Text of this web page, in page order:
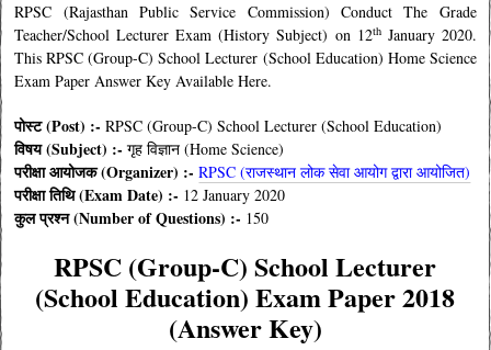
RPSC (Rajasthan Public Service Commission) Conduct The Grade
Teacher/School Lecturer Exam (History Subject) on 12thJanuary 2020.
This RPSC (Group-C) School Lecturer (School Education) Home Science
Exam Paper Answer Key Available Here.
पोस्ट (Post) :- RPSC (Group-C) School Lecturer (School Education)
विषय (Subject) :- गृह विज्ञान (Home Science)
परीक्षा आयोजक (Organizer) :-RPSC (राजस्थान लोक सेवा आयोग द्वारा आयोजित)
परीक्षा तिथि (Exam Date) :- 12 January 2020
कुल प्रश्न (Number of Questions) :- 150
RPSC (Group-C) School Lecturer
(School Education) Exam Paper 2018
(Answer Key)